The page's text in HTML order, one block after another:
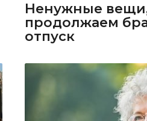
Ненужные
продолжаем
отпуск